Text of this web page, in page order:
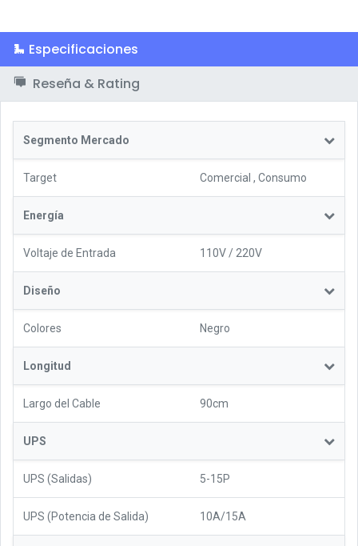
Especificaciones
Reseña & Rating
Segmento Mercado
Target Comercial , Consumo
Energía
Voltaje de Entrada 110V / 220V
Diseño
Colores Negro
Longitud
Largo del Cable 90cm
UPS
UPS (Salidas) 5-15P
UPS (Potencia de Salida) 10A/15A